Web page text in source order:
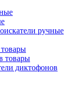
ручные
товары
диктофонов